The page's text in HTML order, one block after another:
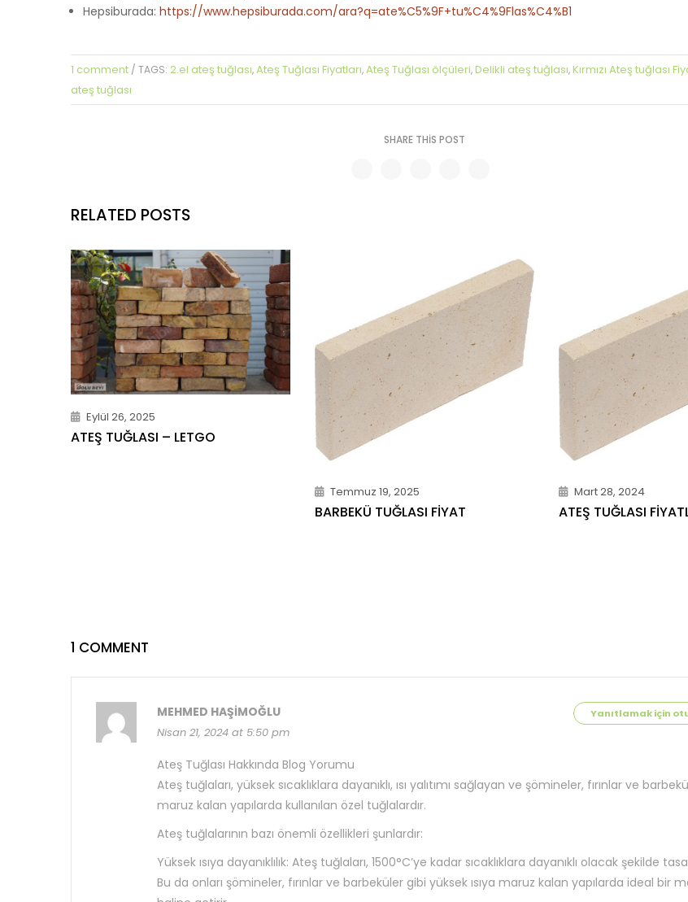
Hepsiburada: https://www.hepsiburada.com/ara?q=ate%C5%9F+tu%C4%9Flas%C4%B1
1 comment / TAGS: 2.el ateş tuğlası,Ateş Tuğlası Fiyatları,Ateş Tuğlası ölçüleri,Delikli ateş tuğlası,Kırmızı Ateş tuğlası
ateş tuğlası
SHARE THIS POST
RELATED POSTS
Eylül 26, 2025
ATEŞ TUĞLASI – LETGO
Temmuz 19, 2025
BARBEKÜ TUĞLASI FIYAT
Mart 28, 2024
ATEŞ TUĞLASI
1 COMMENT
MEHMED HAŞİMOĞLU
Nisan 21, 2024 at 5:50 pm
Yanıtlamak için
Ateş Tuğlası Hakkında Blog Yorumu
Ateş tuğlaları, yüksek sıcaklıklara dayanıklı, ısı yalıtımı sağlayan ve şömineler, fırınlar ve
maruz kalan yapılarda kullanılan özel tuğlalardır.
Ateş tuğlalarının bazı önemli özellikleri şunlardır:
Yüksek ısıya dayanıklılık: Ateş tuğlaları, 1500°C’ye kadar sıcaklıklara dayanıklı olacak şekilde
Bu da onları şömineler, fırınlar ve barbeküler gibi yüksek ısıya maruz kalan yapılarda ideal bir